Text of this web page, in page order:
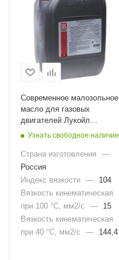
Современное малозольное
масло для газовых
двигателей Лукойл
Эффорсе 4004, 20л
Узнать свободное наличие
Страна изготовления
—
Россия
Индекс вязкости —
104
Вязкость кинематическая
при 100 °С, мм2/с
—
15
Вязкость кинематическая
при 40 °С, мм2/с
— 144,4